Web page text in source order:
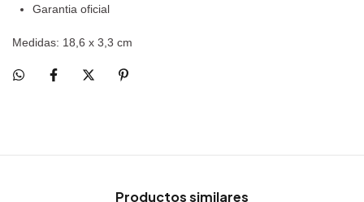
Garantia oficial
Medidas: 18,6 x 3,3 cm
Productos similares